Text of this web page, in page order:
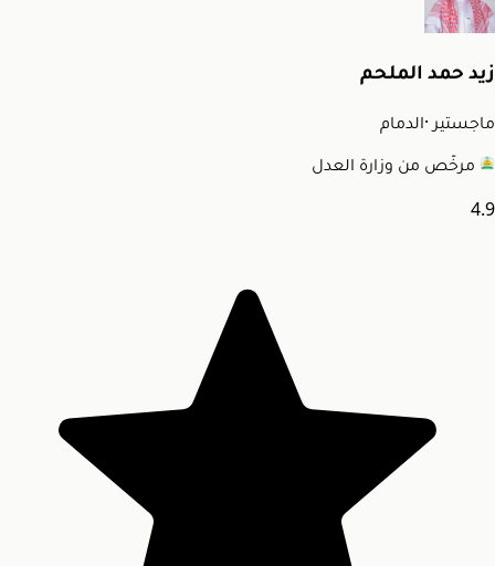
زيد حمد الملحم
ماجستير·الدمام
مرخّص من وزارة العدل
4.9